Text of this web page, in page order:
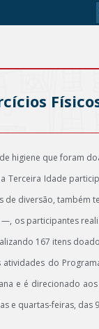
higiene que foram
Terceira Idade
de diversão, também
os participantes
167 itens
do
e é direcionado
e quartas-feiras, das